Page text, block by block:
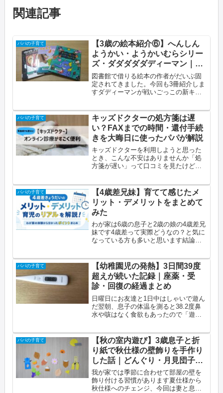
関連記事
パパの子育て
【3歳の絵本紹介⑥】へんしん
ようかい・ようかいむらシリー
ズ・ダダダダダディーマン｜お
気に入り作者が固まってきた
図書館で借りる絵本の作者がだいぶ固
定されてきました。今回も3冊紹介しま
すダディーマンが戦いごっこの新キャ
おすすめの作者3名へんしんシリーズと
妖怪シリーズダディーマンが息子...
パパの子育て
キッズドクターの処方箋は遅
い？FAXまでの時間・還付手続
きを大晦日に使ったパパが解説
キッズドクターを利用しようと思った
とき、こんな不安はありませんか「処
方箋が遅い」って口コミを見たけど本
う…特に子どもの体調が悪い時は「早
く薬がほしい」のが本音ですよね我...
パパの子育て
【4歳差兄妹】育てて感じたメ
リット・デメリットをまとめて
みた
わが家は6歳の息子と2歳の娘の4歳差兄
妹です4歳差って実際どうなの？と気に
なっている方も多いと思います結論か
ンカが増えるのが4歳差のリアルですこ
の記事でわかること4歳差兄妹...
パパの子育て
【幼稚園児の発熱】3日間39度
超えが続いた記録｜座薬・受
診・回復の経過まとめ
日曜日にお友達と1日中はしゃいで遊ん
だ翌朝、息子の体温を測ると38.2度鼻
水や咳はなく食欲もあったので「遊び
この記事でわかること幼稚園児が急な
高熱を出したときの3日間の...
パパの子育て
【秋の室内遊び】3歳息子と折
り紙で秋仕様の壁飾りを手作り
した話｜どんぐり・月見団子・
ハロウィン
我が家では季節に合わせて部屋の壁を
飾り付ける習慣があります夏仕様から
秋仕様へのチェンジ、今回は妻と息子